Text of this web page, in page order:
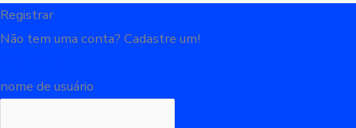
Registrar
Não tem uma conta? Cadastre um!
nome de usuário